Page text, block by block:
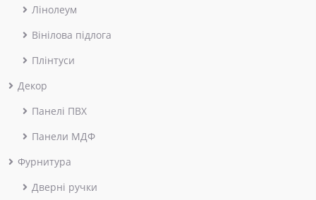
Лінолеум
Вінілова підлога
Плінтуси
Декор
Панелі ПВХ
Панели МДФ
Фурнитура
Дверні ручки